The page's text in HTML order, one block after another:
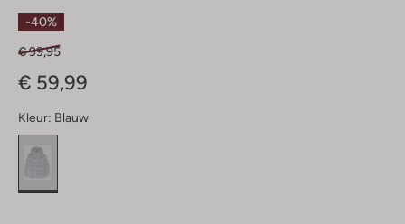
-40%
€ 99,95
€ 59,99
Kleur: Blauw